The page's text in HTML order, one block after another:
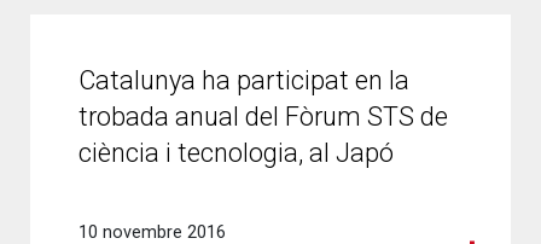
Catalunya ha participat en la
trobada anual del Fòrum STS de
ciència i tecnologia, al Japó
10 novembre 2016